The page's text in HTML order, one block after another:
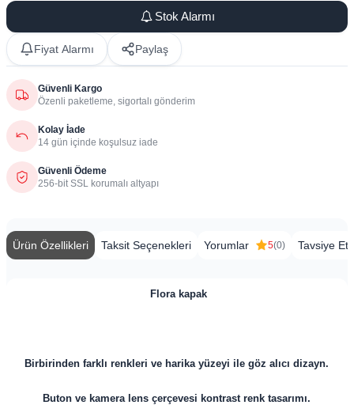
Stok Alarmı
Fiyat Alarmı Paylaş
Güvenli Kargo
Özenli paketleme, sigortalı gönderim
Kolay İade
14 gün içinde koşulsuz iade
Güvenli Ödeme
256-bit SSL korumalı altyapı
Ürün Özellikleri Taksit Seçenekleri Yorumlar 5(0) Tavsiye Et
Flora kapak
Birbirinden farklı renkleri ve harika yüzeyi ile göz alıcı dizayn.
Buton ve kamera lens çerçevesi kontrast renk tasarımı.